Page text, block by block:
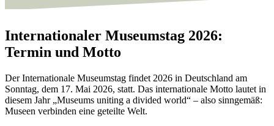
Internationaler Museumstag 2026:
Termin und Motto
Der Internationale Museumstag findet 2026 in Deutschland am
Sonntag, dem 17. Mai 2026, statt. Das internationale Motto lautet in
diesem Jahr „Museums uniting a divided world“ – also sinngemäß:
Museen verbinden eine geteilte Welt.